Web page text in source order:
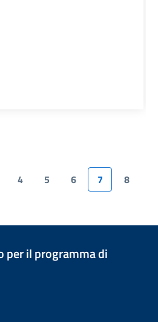
4 5 6 7
8
per il programma di